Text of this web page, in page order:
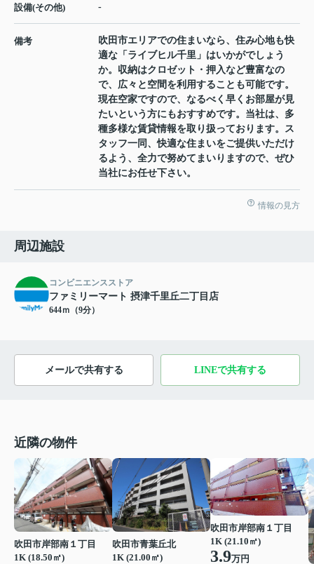
設備(その他) -
備考
吹田市エリアでの住まいなら、住み心地も快
適な「ライブヒル千里」はいかがでしょう
か。収納はクロゼット・押入など豊富なの
で、広々と空間を利用することも可能です。
現在空家ですので、なるべく早くお部屋が見
たいという方にもおすすめです。当社は、多
種多様な賃貸情報を取り扱っております。ス
タッフ一同、快適な住まいをご提供いただけ
るよう、全力で努めてまいりますので、ぜひ
当社にお任せ下さい。
情報の見方
周辺施設
コンビニエンスストア
ファミリーマート 摂津千里丘二丁目店
644ｍ（9分）
メールで共有する LINEで共有する
近隣の物件
吹田市岸部南１丁目
1K (18.50㎡)
吹田市青葉丘北
1K (21.00㎡)
吹田市岸部南１丁目
1K (21.10㎡)
3.9万円